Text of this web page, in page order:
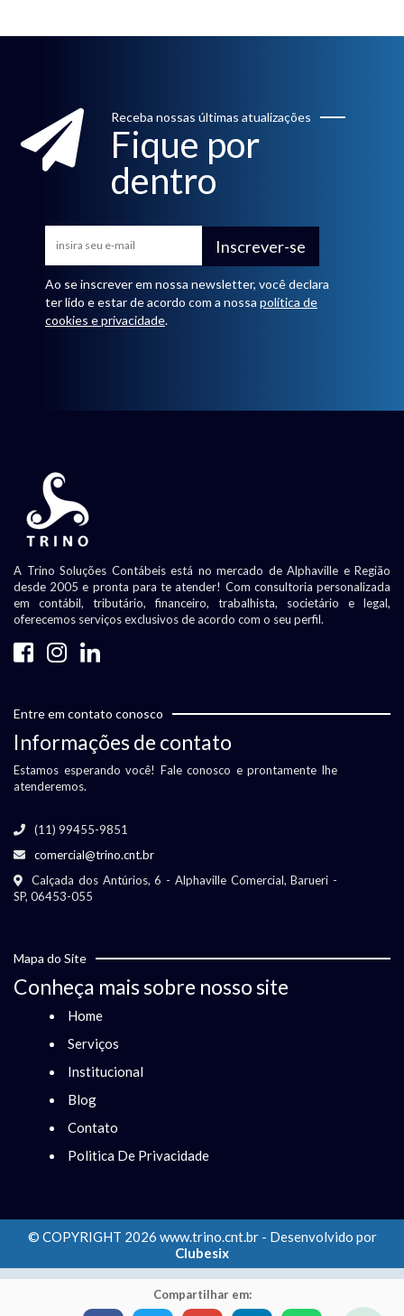
Compartilhar em:
Receba nossas últimas atualizações
Fique por
dentro
Inscrever-se
Ao se inscrever em nossa newsletter, você declara
ter lido e estar de acordo com a nossa política de
cookies e privacidade.
A Trino Soluções Contábeis está no mercado de Alphaville e Região
desde 2005 e pronta para te atender! Com consultoria personalizada
em contábil, tributário, financeiro, trabalhista, societário e legal,
oferecemos serviços exclusivos de acordo com o seu perfil.
Entre em contato conosco
Informações de contato
Estamos esperando você! Fale conosco e prontamente lhe
atenderemos.
(11) 99455-9851
comercial@trino.cnt.br
Calçada dos Antúrios, 6 - Alphaville Comercial, Barueri -
SP, 06453-055
Mapa do Site
Conheça mais sobre nosso site
Home
Serviços
Institucional
Blog
Contato
Politica De Privacidade
© COPYRIGHT 2026 www.trino.cnt.br - Desenvolvido por
Clubesix